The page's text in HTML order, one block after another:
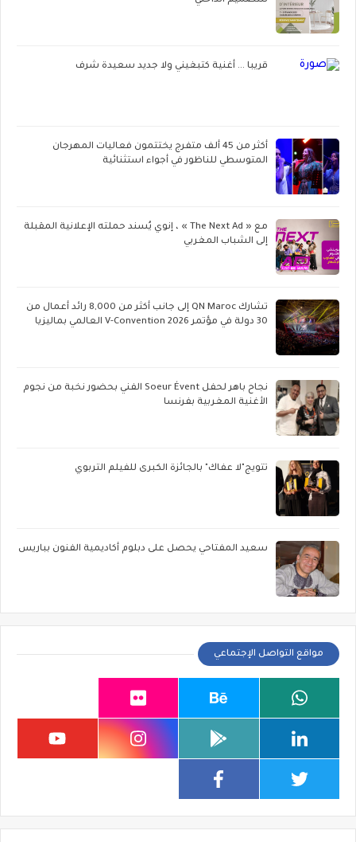
قريبا ... أغنية كتبغيني ولا جديد سعيدة شرف
أكثر من 45 ألف متفرج يختتمون فعاليات المهرجان
المتوسطي للناظور في أجواء استثنائية
مع « The Next Ad » ، إنوي يُسند حملته الإعلانية المقبلة
إلى الشباب المغربي
تشارك QN Maroc إلى جانب أكثر من 8,000 رائد أعمال من
30 دولة في مؤتمر V-Convention 2026 العالمي بماليزيا
نجاح باهر لحفل Soeur Évent الفني بحضور نخبة من نجوم
الأغنية المغربية بفرنسا
تتويج"لا عفاك" بالجائزة الكبرى للفيلم التربوي
سعيد المفتاحي يحصل على دبلوم أكاديمية الفنون بباريس
مواقع التواصل الإجتماعي